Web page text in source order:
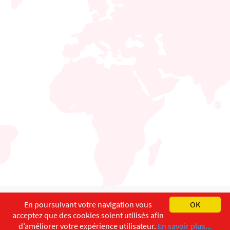
English Français
Copyright ©ISEC-AdW Impressum
OK
En poursuivant votre navigation vous
acceptez que des cookies soient utilisés afin
d’améliorer votre expérience utilisateur. En savoir plus...